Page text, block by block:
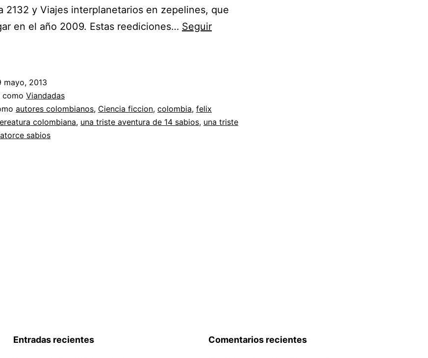
2132 y Viajes interplanetarios en zepelines, que
en el año 2009. Estas reediciones… Seguir
mayo, 2013
como Viandadas
autores colombianos, Ciencia ficcion, colombia, felix
colombiana, una triste aventura de 14 sabios, una triste
sabios
Entradas recientes Comentarios recientes